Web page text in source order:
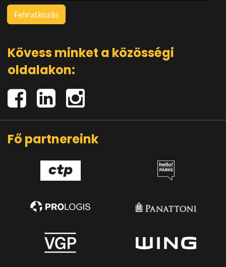
Kövess minket a közösségi
oldalakon:
Fő partnereink